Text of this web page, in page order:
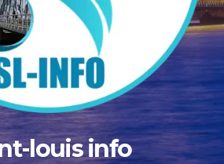
louis info